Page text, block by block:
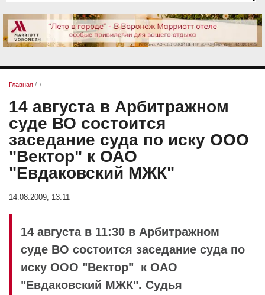
Главная / /
14 августа в Арбитражном
суде ВО состоится
заседание суда по иску ООО
"Вектор" к ОАО
"Евдаковский МЖК"
14.08.2009, 13:11
14 августа в 11:30 в Арбитражном
суде ВО состоится заседание суда по
иску ООО "Вектор" к ОАО
"Евдаковский МЖК". Судья